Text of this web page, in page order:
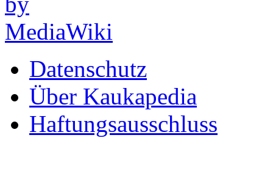
Datenschutz
Über Kaukapedia
Haftungsausschluss